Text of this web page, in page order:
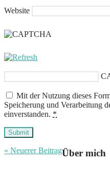
Website
Mit der Nutzung dieses
Speicherung und Verarbeitung
einverstanden. *
Submit
« Neuerer BeitragÜber mich